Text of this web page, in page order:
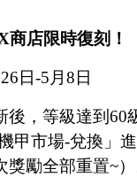
商店限時復刻！
26 日-5月 8 日
後，等級達到 60
甲市場-兌換」
勵全部重置~）